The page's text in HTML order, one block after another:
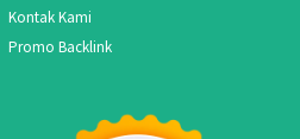
Kontak Kami
Promo Backlink